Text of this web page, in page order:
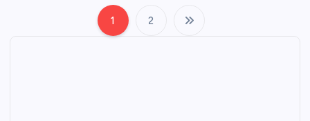
P
1 2